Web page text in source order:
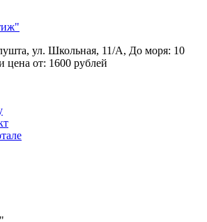
ул. Школьная, 11/А, До моря: 10
цена от: 1600 рублей